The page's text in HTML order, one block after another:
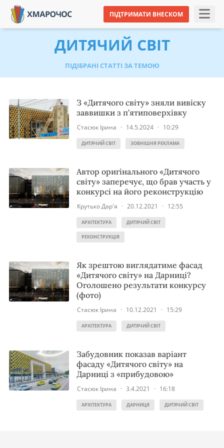
ПІДТРИМАТИ ВНЕСКОМ
ДИТЯЧИЙ СВІТ
ПІДІБРАНІ СТАТТІ ЗА ТЕМОЮ
З «Дитячого світу» зняли вивіску
заввишки з п’ятиповерхівку
Стасюк Ірина · 14.5.2024 · 10:29
ДИТЯЧИЙ СВІТ ЗОВНІШНЯ РЕКЛАМА
Автор оригінального «Дитячого
світу» заперечує, що брав участь у
конкурсі на його реконструкцію
Крутько Дар'я · 20.12.2021 · 12:55
АРХІТЕКТУРА ДИТЯЧИЙ СВІТ
РЕКОНСТРУКЦІЯ
Як зрештою виглядатиме фасад
«Дитячого світу» на Дарниці?
Оголошено результати конкурсу
(фото)
Стасюк Ірина · 10.12.2021 · 15:29
АРХІТЕКТУРА ДИТЯЧИЙ СВІТ
Забудовник показав варіант
фасаду «Дитячого світу» на
Дарниці з «прибудовою»
Стасюк Ірина · 3.4.2021 · 16:18
АРХІТЕКТУРА ДАРНИЦЯ ДИТЯЧИЙ СВІТ